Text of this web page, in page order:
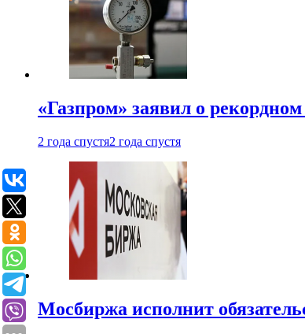
«Газпром» заявил о
2 года спустя2 года спустя
Мосбиржа исполнит